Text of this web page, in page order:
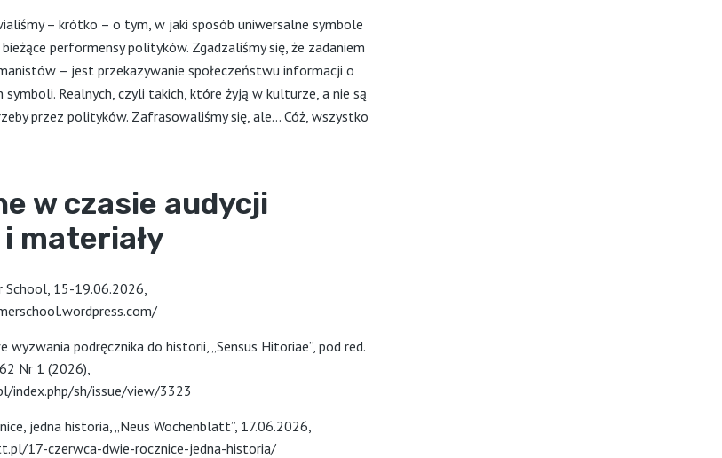
– krótko – o tym, w jaki sposób uniwersalne symbole
performensy polityków. Zgadzaliśmy się, że zadaniem
– jest przekazywanie społeczeństwu informacji o
symboli. Realnych, czyli takich, które żyją w kulturze, a nie są
przez polityków. Zafrasowaliśmy się, ale… Cóż, wszystko
w czasie audycji
materiały
School, 15-19.06.2026,
wyzwania podręcznika do historii, „Sensus Hitoriae”, pod red.
Nr 1 (2026),
index.php/sh/issue/view/3323
jedna historia, „Neus Wochenblatt”, 17.06.2026,
17-czerwca-dwie-rocznice-jedna-historia/